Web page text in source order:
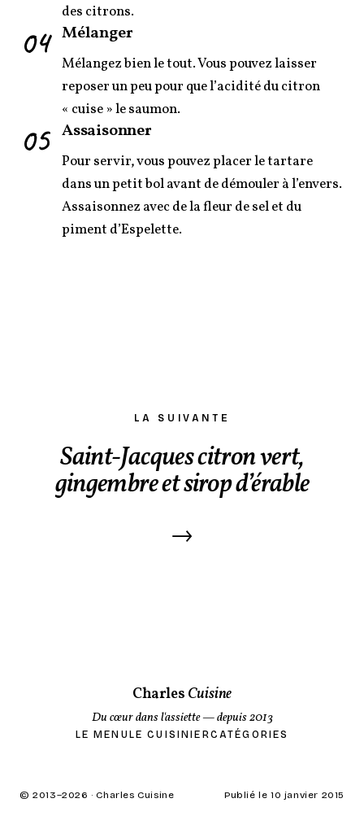
des citrons.
04 Mélanger
Mélangez bien le tout. Vous pouvez laisser
reposer un peu pour que l’acidité du citron
« cuise » le saumon.
05 Assaisonner
Pour servir, vous pouvez placer le tartare
dans un petit bol avant de démouler à l’envers.
Assaisonnez avec de la fleur de sel et du
piment d’Espelette.
LA SUIVANTE
Saint-Jacques citron vert,
gingembre et sirop d’érable
→
Charles Cuisine
Du cœur dans l'assiette— depuis 2013
LE MENU LE CUISINIERCATÉGORIES
© 2013–2026 · Charles Cuisine Publié le 10 janvier 2015